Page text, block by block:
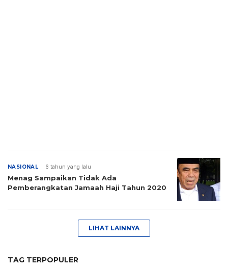
NASIONAL 6 tahun yang lalu
Menag Sampaikan Tidak Ada
Pemberangkatan Jamaah Haji Tahun 2020
LIHAT LAINNYA
TAG TERPOPULER